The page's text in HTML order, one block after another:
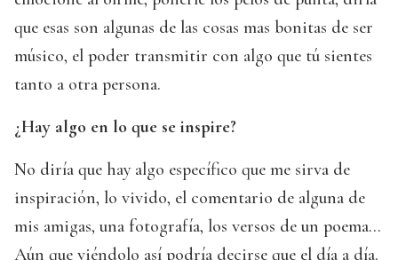
que esas son algunas de las cosas mas bonitas de ser
músico, el poder transmitir con algo que tú sientes
tanto a otra persona.
¿Hay algo en lo que se inspire?
No diría que hay algo específico que me sirva de
inspiración, lo vivido, el comentario de alguna de
mis amigas, una fotografía, los versos de un poema...
Aún que viéndolo así podría decirse que el día a día.